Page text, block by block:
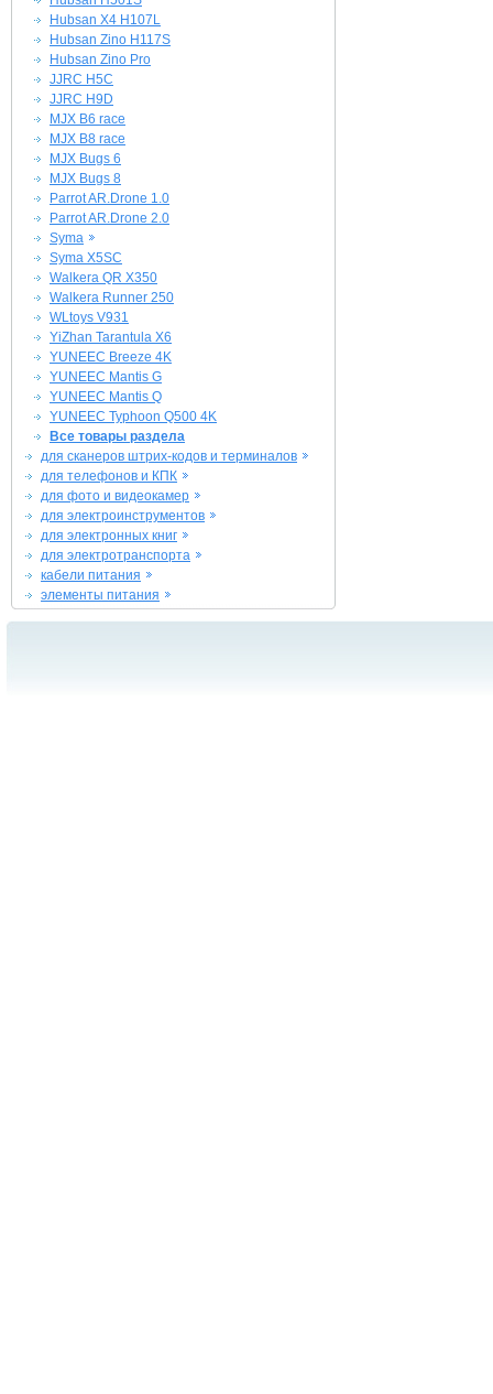
Hubsan X4 H107L
Hubsan Zino H117S
Hubsan Zino Pro
JJRC H5C
JJRC H9D
MJX B6 race
MJX B8 race
MJX Bugs 6
MJX Bugs 8
Parrot AR.Drone 1.0
Parrot AR.Drone 2.0
Syma
Syma X5SC
Walkera QR X350
Walkera Runner 250
WLtoys V931
YiZhan Tarantula X6
YUNEEC Breeze 4K
YUNEEC Mantis G
YUNEEC Mantis Q
YUNEEC Typhoon Q500 4K
Все товары раздела
для сканеров штрих-кодов и терминалов
для телефонов и КПК
для фото и видеокамер
для электроинструментов
для электронных книг
для электротранспорта
кабели питания
элементы питания